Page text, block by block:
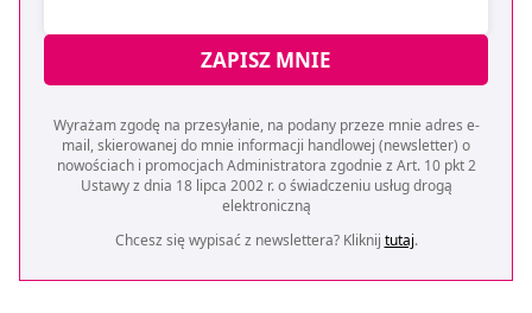
ZAPISZ MNIE
Wyrażam zgodę na przesyłanie, na podany przeze mnie adres e-
mail, skierowanej do mnie informacji handlowej (newsletter) o
nowościach i promocjach Administratora zgodnie z Art. 10 pkt 2
Ustawy z dnia 18 lipca 2002 r. o świadczeniu usług drogą
elektroniczną
Chcesz się wypisać z newslettera? Kliknij tutaj.